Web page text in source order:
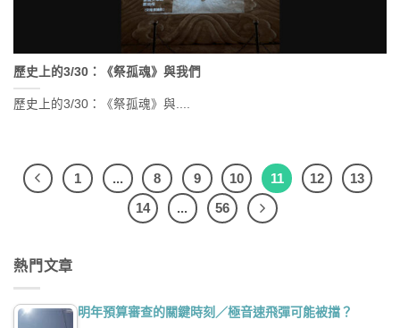
歷史上的3/30：《祭孤魂》與我們
歷史上的3/30：《祭孤魂》與....
1 ... 8 9 10 11 12
13
14
... 56
熱門文章
明年預算審查的關鍵時刻／極音速飛彈可能被擋？